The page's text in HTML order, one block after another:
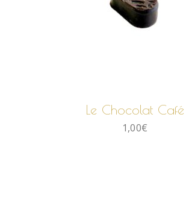
Le Chocolat Café
1,00€